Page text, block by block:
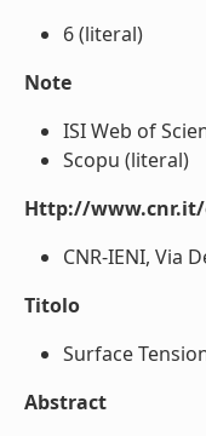
6 (literal)
Note
ISI Web of
Scopu (literal)
Http://
CNR-IENI, Via
Titolo
Surface
Abstract